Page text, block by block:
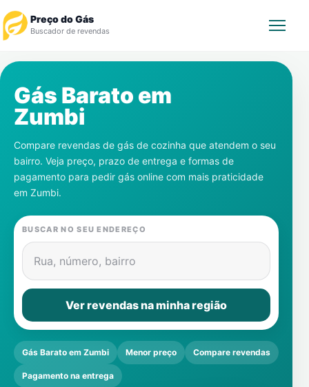
Preço do Gás
Buscador de revendas
Revendedor
Notícias
Cadastre-se
Gás
Contatos
Gás Barato em
Zumbi
Compare revendas de gás de cozinha que atendem o seu
bairro. Veja preço, prazo de entrega e formas de
pagamento para pedir gás online com mais praticidade
em Zumbi.
BUSCAR NO SEU ENDEREÇO
Rua, número, bairro
Ver revendas na minha região
Gás Barato em Zumbi Menor preço Compare revendas
Pagamento na entrega